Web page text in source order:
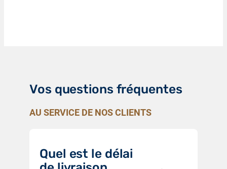
Vos questions fréquentes
AU SERVICE DE NOS CLIENTS
Quel est le délai